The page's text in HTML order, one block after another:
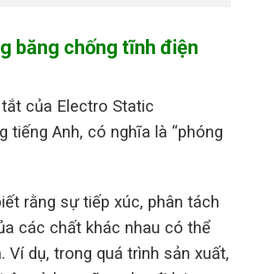
băng chống tĩnh điện
của Electro Static
tiếng Anh, có nghĩa là “phóng
rằng sự tiếp xúc, phân tách
các chất khác nhau có thể
Ví dụ, trong quá trình sản xuất,